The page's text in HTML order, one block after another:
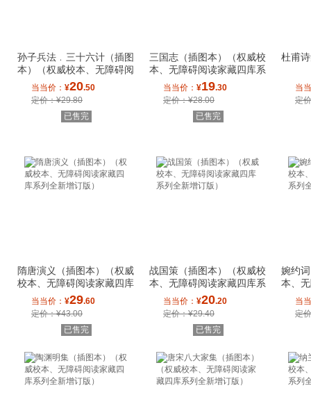
孙子兵法﹒三十六计（插图
本）（权威校本、无障碍阅
读家藏四库系
当当价： ¥20.50
定价：¥29.80
已售完
三国志（插图本）（权威校
本、无障碍阅读家藏四库系
列全新增订版
当当价： ¥19.30
定价：¥28.00
已售完
杜甫
当
定
隋唐演义（插图本）（权威
校本、无障碍阅读家藏四库
系列全新增订
当当价： ¥29.60
定价：¥43.00
已售完
战国策（插图本）（权威校
本、无障碍阅读家藏四库系
列全新增订版
当当价： ¥20.20
定价：¥29.40
已售完
婉约
本、
列全
当
定